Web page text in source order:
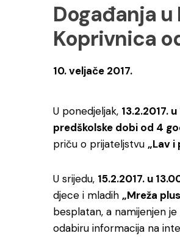
Događanja
Koprivnica
10. veljače 2017.
U ponedjeljak, 13.2.2017.
predškolske dobi od 4
priču o prijateljstvu „Lav i
U srijedu, 15.2.2017. u
djece i mladih „Mreža
besplatan, a namijenjen
odabiru informacija na